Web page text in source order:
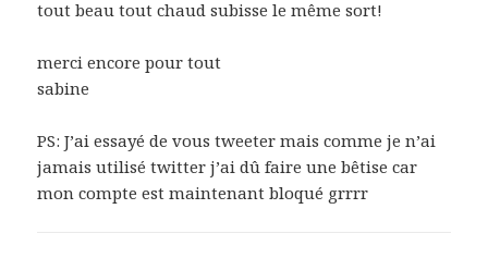
tout beau tout chaud subisse le même sort!
merci encore pour tout
sabine
PS: J’ai essayé de vous tweeter mais comme je n’ai
jamais utilisé twitter j’ai dû faire une bêtise car
mon compte est maintenant bloqué grrrr